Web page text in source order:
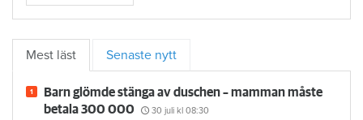
Mest läst Senaste nytt
Barn glömde stänga av duschen – mamman måste
betala 300 000
30 juli kl 08:30